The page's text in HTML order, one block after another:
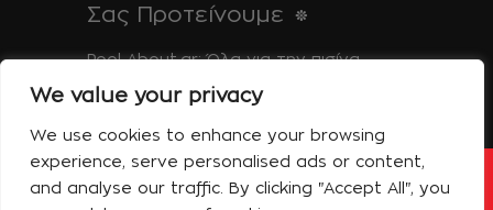
We value your privacy
We use cookies to enhance your browsing
experience, serve personalised ads or content,
and analyse our traffic. By clicking "Accept All", you
Σας Προτείνουμε
Pool-About.gr: Όλα για την πισίνα
Tinos-About.gr: Ανακαλύψτε την Τήνο
Copyright © 2014 Spa About | All Rights